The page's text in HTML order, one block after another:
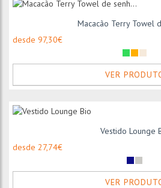
Macacão Terry Towel
desde 97,30€
VER
Vestido Lounge
desde 27,74€
VER